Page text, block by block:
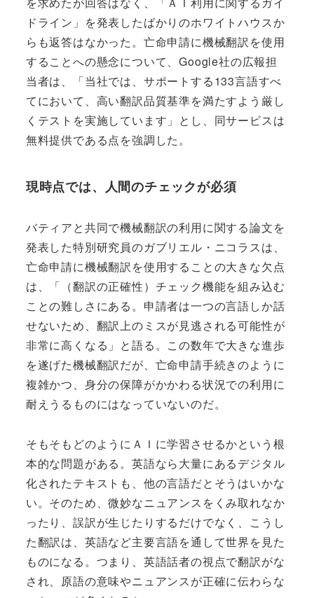
ドライン」を発表したばかりのホワイトハウスか
らも返答はなかった。亡命申請に機械翻訳を使用
することへの懸念について、Google社の広報担
当者は、「当社では、サポートする133言語すべ
てにおいて、高い翻訳品質基準を満たすよう厳し
くテストを実施しています」とし、同サービスは
無料提供である点を強調した。
現時点では、人間のチェックが必須
バティアと共同で機械翻訳の利用に関する論文を
発表した特別研究員のガブリエル・ニコラスは、
亡命申請に機械翻訳を使用することの大きな欠点
は、「（翻訳の正確性）チェック機能を組み込む
ことの難しさにある。申請者は一つの言語しか話
せないため、翻訳上のミスが見逃される可能性が
非常に高くなる」と語る。この数年で大きな進歩
を遂げた機械翻訳だが、亡命申請手続きのように
複雑かつ、身分の保障がかかわる状況での利用に
耐えうるものにはなっていないのだ。
そもそもどのようにＡＩに学習させるかという根
本的な問題がある。英語なら大量にあるデジタル
化されたテキストも、他の言語だとそうはいかな
い。そのため、微妙なニュアンスをくみ取れなか
ったり、誤訳が生じたりするだけでなく、こうし
た翻訳は、英語など主要言語を通して世界を見た
ものになる。つまり、英語話者の視点で翻訳がな
され、原語の意味やニュアンスが正確に伝わらな